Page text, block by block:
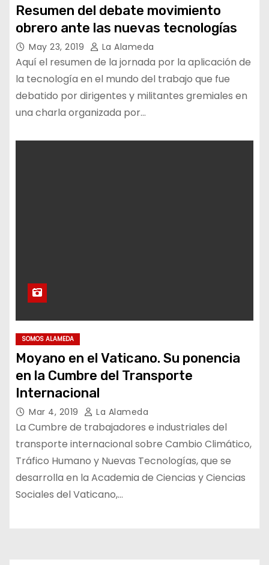
Resumen del debate movimiento
obrero ante las nuevas tecnologías
May 23, 2019 La Alameda
Aquí el resumen de la jornada por la aplicación de
la tecnología en el mundo del trabajo que fue
debatido por dirigentes y militantes gremiales en
una charla organizada por…
SOMOS ALAMEDA
Moyano en el Vaticano. Su ponencia
en la Cumbre del Transporte
Internacional
Mar 4, 2019 La Alameda
La Cumbre de trabajadores e industriales del
transporte internacional sobre Cambio Climático,
Tráfico Humano y Nuevas Tecnologías, que se
desarrolla en la Academia de Ciencias y Ciencias
Sociales del Vaticano,…